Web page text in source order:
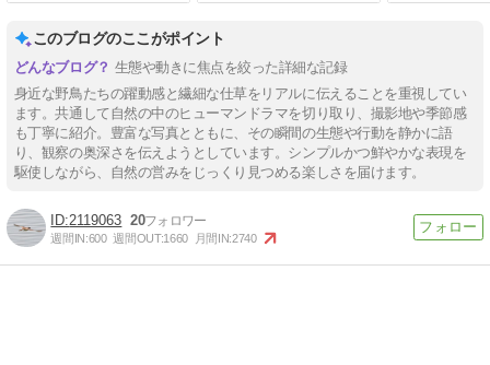
このブログのここがポイント
生態や動きに焦点を絞った詳細な記録
身近な野鳥たちの躍動感と繊細な仕草をリアルに伝えることを重視してい
ます。共通して自然の中のヒューマンドラマを切り取り、撮影地や季節感
も丁寧に紹介。豊富な写真とともに、その瞬間の生態や行動を静かに語
り、観察の奥深さを伝えようとしています。シンプルかつ鮮やかな表現を
駆使しながら、自然の営みをじっくり見つめる楽しさを届けます。
2119063 20
週間IN:600 週間OUT:1660 月間IN:2740